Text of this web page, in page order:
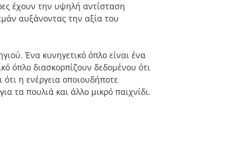
έχουν την υψηλή αντίσταση
αυξάνοντας την αξία του
Ένα κυνηγετικό όπλο είναι ένα
όπλο διασκορπίζουν δεδομένου ότι
η ενέργεια οποιουδήποτε
τα πουλιά και άλλο μικρό παιχνίδι.